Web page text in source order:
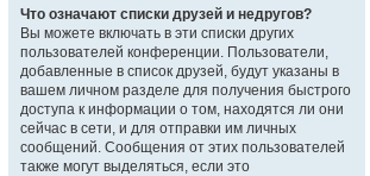
Что означают списки друзей и недругов?
Вы можете включать в эти списки других
пользователей конференции. Пользователи,
добавленные в список друзей, будут указаны в
вашем личном разделе для получения быстрого
доступа к информации о том, находятся ли они
сейчас в сети, и для отправки им личных
сообщений. Сообщения от этих пользователей
также могут выделяться, если это